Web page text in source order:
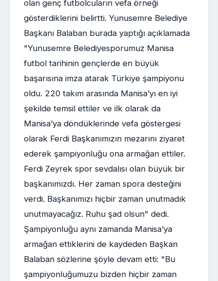
olan genç futbolcuların vefa örneği
gösterdiklerini belirtti. Yunusemre Belediye
Başkanı Balaban burada yaptığı açıklamada
"Yunusemre Belediyesporumuz Manisa
futbol tarihinin gençlerde en büyük
başarısına imza atarak Türkiye şampiyonu
oldu. 220 takım arasında Manisa’yı en iyi
şekilde temsil ettiler ve ilk olarak da
Manisa’ya döndüklerinde vefa göstergesi
olarak Ferdi Başkanımızın mezarını ziyaret
ederek şampiyonluğu ona armağan ettiler.
Ferdi Zeyrek spor sevdalısı olan büyük bir
başkanımızdı. Her zaman spora desteğini
verdi. Başkanımızı hiçbir zaman unutmadık
unutmayacağız. Ruhu şad olsun" dedi.
Şampiyonluğu aynı zamanda Manisa’ya
armağan ettiklerini de kaydeden Başkan
Balaban sözlerine şöyle devam etti: "Bu
şampiyonluğumuzu bizden hiçbir zaman